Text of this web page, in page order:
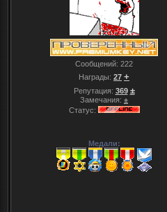
Сообщений: 222
Награды: 27 +
Репутация: 369 ±
Замечания: ±
Статус:
Медали: